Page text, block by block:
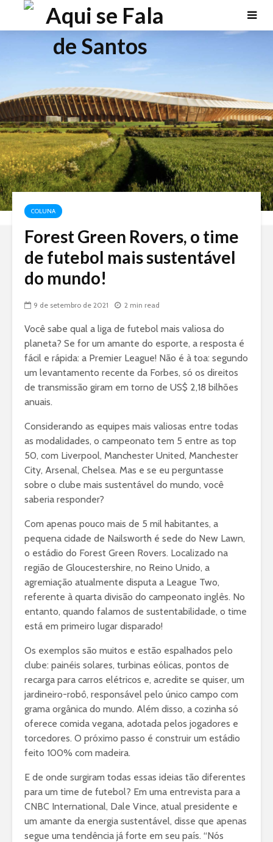
COLUNA
Forest Green Rovers, o time
de futebol mais sustentável
do mundo!
9 de setembro de 2021 2 min read
Você sabe qual a liga de futebol mais valiosa do
planeta? Se for um amante do esporte, a resposta é
fácil e rápida: a Premier League! Não é à toa: segundo
um levantamento recente da Forbes, só os direitos
de transmissão giram em torno de US$ 2,18 bilhões
anuais.
Considerando as equipes mais valiosas entre todas
as modalidades, o campeonato tem 5 entre as top
50, com Liverpool, Manchester United, Manchester
City, Arsenal, Chelsea. Mas e se eu perguntasse
sobre o clube mais sustentável do mundo, você
saberia responder?
Com apenas pouco mais de 5 mil habitantes, a
pequena cidade de Nailsworth é sede do New Lawn,
o estádio do Forest Green Rovers. Localizado na
região de Gloucestershire, no Reino Unido, a
agremiação atualmente disputa a League Two,
referente à quarta divisão do campeonato inglês. No
entanto, quando falamos de sustentabilidade, o time
está em primeiro lugar disparado!
Os exemplos são muitos e estão espalhados pelo
clube: painéis solares, turbinas eólicas, pontos de
recarga para carros elétricos e, acredite se quiser, um
jardineiro-robô, responsável pelo único campo com
grama orgânica do mundo. Além disso, a cozinha só
oferece comida vegana, adotada pelos jogadores e
torcedores. O próximo passo é construir um estádio
feito 100% com madeira.
E de onde surgiram todas essas ideias tão diferentes
para um time de futebol? Em uma entrevista para a
CNBC International, Dale Vince, atual presidente e
um amante da energia sustentável, disse que apenas
segue uma tendência já forte em seu país. “Nós